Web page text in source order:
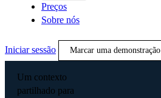
Preços
Sobre nós
Iniciar sessão Marcar uma demonstração
Um contexto
partilhado para